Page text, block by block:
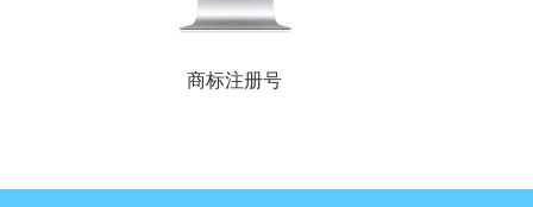
商标注册号